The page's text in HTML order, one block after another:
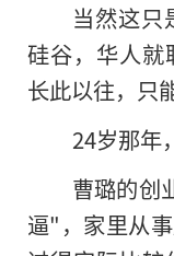
当然这只
硅谷，华人就
长此以往，只
24岁那年
曹璐的创
逼"，家里从